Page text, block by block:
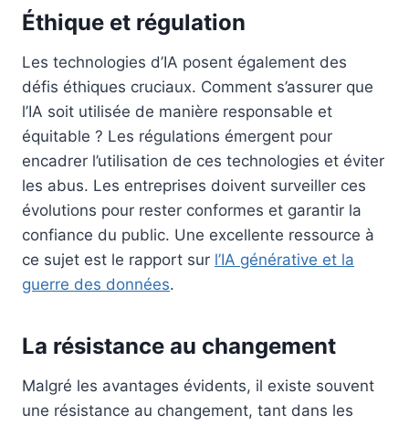
Éthique et régulation
Les technologies d’IA posent également des
défis éthiques cruciaux. Comment s’assurer que
l’IA soit utilisée de manière responsable et
équitable ? Les régulations émergent pour
encadrer l’utilisation de ces technologies et éviter
les abus. Les entreprises doivent surveiller ces
évolutions pour rester conformes et garantir la
confiance du public. Une excellente ressource à
ce sujet est le rapport sur l’IA générative et la
guerre des données.
La résistance au changement
Malgré les avantages évidents, il existe souvent
une résistance au changement, tant dans les